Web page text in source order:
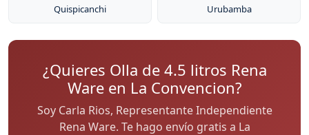
Quispicanchi Urubamba
¿Quieres Olla de 4.5 litros Rena
Ware en La Convencion?
Soy Carla Rios, Representante Independiente
Rena Ware. Te hago envío gratis a La